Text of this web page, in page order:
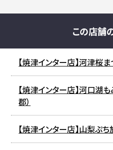
この店舗
【焼津インター店】河津桜ま
【焼津インター店】河口湖
郡）
【焼津インター店】山梨ぷ